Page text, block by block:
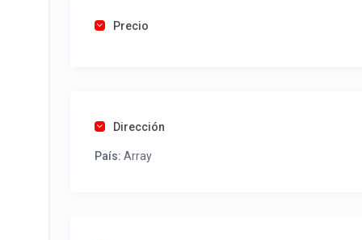
Una vez recibido procederemos a activar su aviso
Precio
Dirección
País: Array